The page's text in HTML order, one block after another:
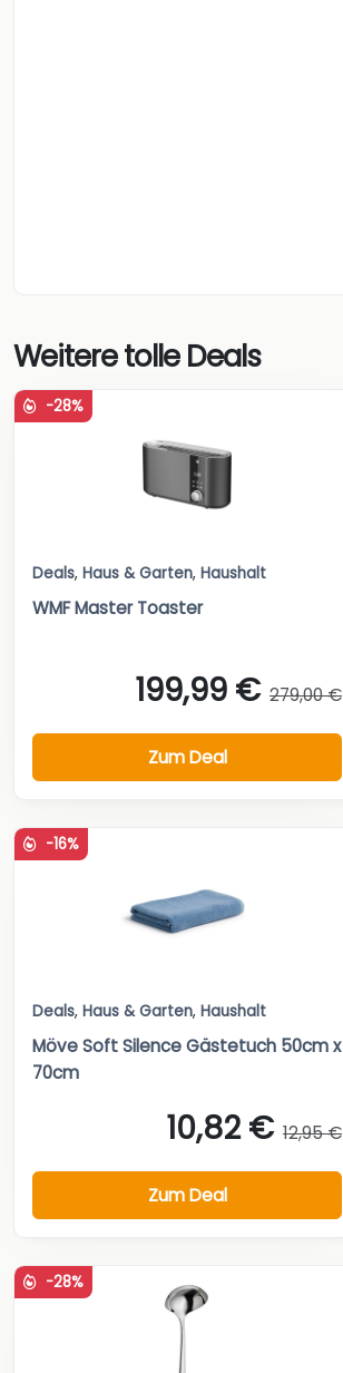
Weitere tolle Deals
-28%
Deals, Haus & Garten, Haushalt
WMF Master Toaster
199,99 € 279,00 €
Zum Deal
-16%
Deals, Haus & Garten, Haushalt
Möve Soft Silence Gästetuch 50cm x
70cm
10,82 € 12,95 €
Zum Deal
-28%